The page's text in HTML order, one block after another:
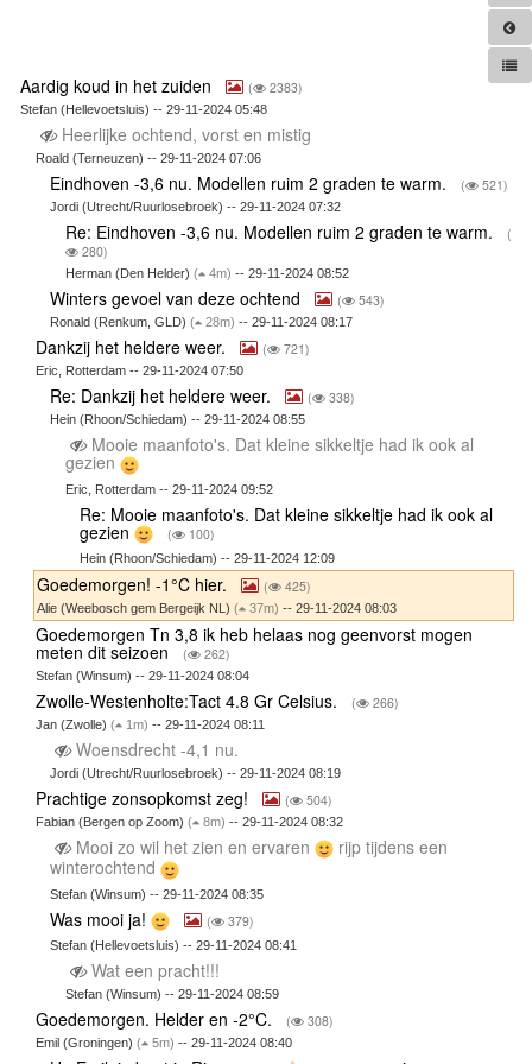
Aardig koud in het zuiden ( 2383)
Stefan (Hellevoetsluis) -- 29-11-2024 05:48
Heerlijke ochtend, vorst en mistig
Roald (Terneuzen) -- 29-11-2024 07:06
Eindhoven -3,6 nu. Modellen ruim 2 graden te warm. ( 521)
Jordi (Utrecht/Ruurlosebroek) -- 29-11-2024 07:32
Re: Eindhoven -3,6 nu. Modellen ruim 2 graden te warm.
(
280)
Herman (Den Helder) ( 4m) -- 29-11-2024 08:52
Winters gevoel van deze ochtend ( 543)
Ronald (Renkum, GLD)( 28m) -- 29-11-2024 08:17
Dankzij het heldere weer. ( 721)
Eric, Rotterdam -- 29-11-2024 07:50
Re: Dankzij het heldere weer. ( 338)
Hein (Rhoon/Schiedam) -- 29-11-2024 08:55
Mooie maanfoto's. Dat kleine sikkeltje had ik ook al
gezien
Eric, Rotterdam -- 29-11-2024 09:52
Re: Mooie maanfoto's. Dat kleine sikkeltje had ik ook al
gezien ( 100)
Hein (Rhoon/Schiedam) -- 29-11-2024 12:09
Goedemorgen! -1°C hier. ( 425)
Alie (Weebosch gem Bergeijk NL) ( 37m) -- 29-11-2024 08:03
Goedemorgen Tn 3,8 ik heb helaas nog geenvorst mogen
meten dit seizoen ( 262)
Stefan (Winsum) -- 29-11-2024 08:04
Zwolle-Westenholte:Tact 4.8 Gr Celsius. ( 266)
Jan (Zwolle) ( 1m) -- 29-11-2024 08:11
Woensdrecht -4,1 nu.
Jordi (Utrecht/Ruurlosebroek) -- 29-11-2024 08:19
Prachtige zonsopkomst zeg! ( 504)
Fabian (Bergen op Zoom) ( 8m) -- 29-11-2024 08:32
Mooi zo wil het zien en ervaren
rijp tijdens een
winterochtend
Stefan (Winsum) -- 29-11-2024 08:35
Was mooi ja! ( 379)
Stefan (Hellevoetsluis) -- 29-11-2024 08:41
Wat een pracht!!!
Stefan (Winsum) -- 29-11-2024 08:59
Goedemorgen. Helder en -2°C. ( 308)
Emil (Groningen) ( 5m) -- 29-11-2024 08:40